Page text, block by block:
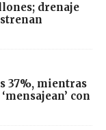
drenaje
37%, mientras
con